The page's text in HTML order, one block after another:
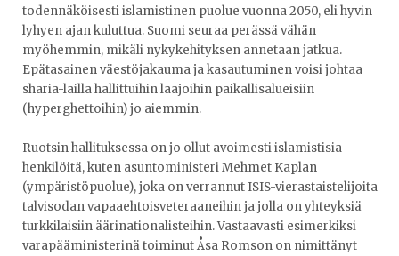
todennäköisesti islamistinen puolue vuonna 2050, eli hyvin
lyhyen ajan kuluttua. Suomi seuraa perässä vähän
myöhemmin, mikäli nykykehityksen annetaan jatkua.
Epätasainen väestöjakauma ja kasautuminen voisi johtaa
sharia-lailla hallittuihin laajoihin paikallisalueisiin
(hyperghettoihin) jo aiemmin.
Ruotsin hallituksessa on jo ollut avoimesti islamistisia
henkilöitä, kuten asuntoministeri Mehmet Kaplan
(ympäristöpuolue), joka on verrannut ISIS-vierastaistelijoita
talvisodan vapaaehtoisveteraaneihin ja jolla on yhteyksiä
turkkilaisiin äärinationalisteihin. Vastaavasti esimerkiksi
varapääministerinä toiminut Åsa Romson on nimittänyt